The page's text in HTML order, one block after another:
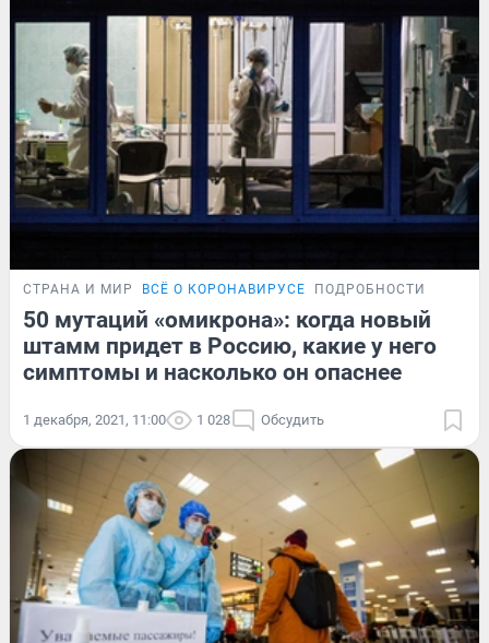
СТРАНА И МИР ВСЁ О КОРОНАВИРУСЕ ПОДРОБНОСТИ
50 мутаций «омикрона»: когда новый
штамм придет в Россию, какие у него
симптомы и насколько он опаснее
1 декабря, 2021, 11:00 1 028 Обсудить